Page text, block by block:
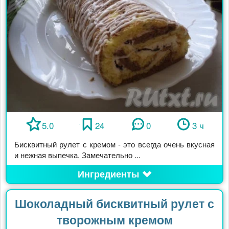
5.0 24 0 3 ч
Бисквитный рулет с кремом - это всегда очень вкусная
и нежная выпечка. Замечательно ...
Ингредиенты
Шоколадный бисквитный рулет с
творожным кремом